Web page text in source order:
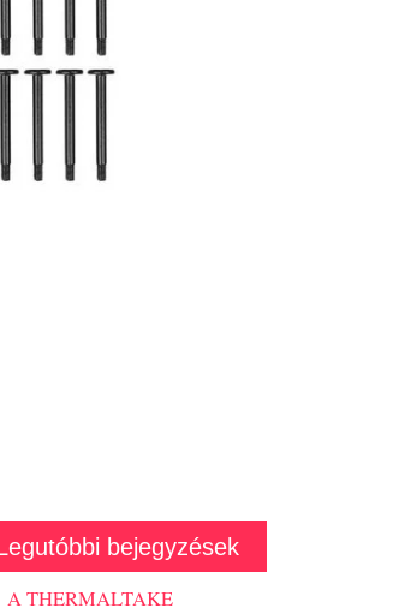
bejegyzések
A THERMALTAKE